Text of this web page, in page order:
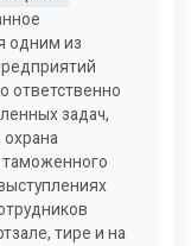
одним из
ответственно
задач,
таможенного
тире и на